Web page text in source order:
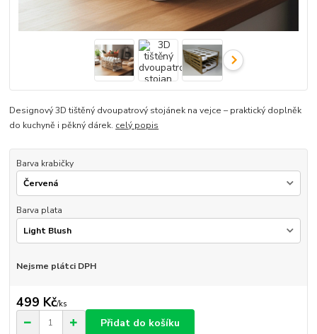
Designový 3D tištěný dvoupatrový stojánek na vejce – praktický doplněk
do kuchyně i pěkný dárek. celý popis
Barva krabičky
Barva plata
Nejsme plátci DPH
499 Kč/ks
Přidat do košíku